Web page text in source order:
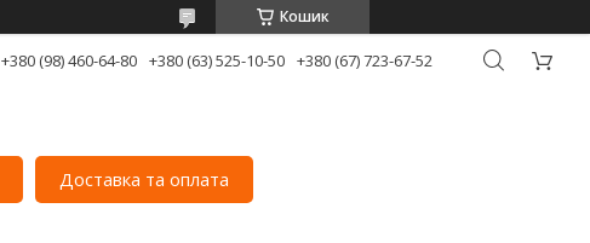
Кошик
+380 (98) 460-64-80 +380 (63) 525-10-50 +380 (67) 723-67-52
Доставка та оплата